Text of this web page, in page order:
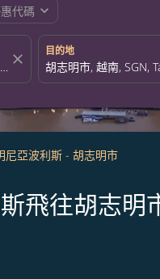
代碼 expand_more
close
目的地
尼亞波利斯 - 胡志明市
飛往胡志明
選條件。